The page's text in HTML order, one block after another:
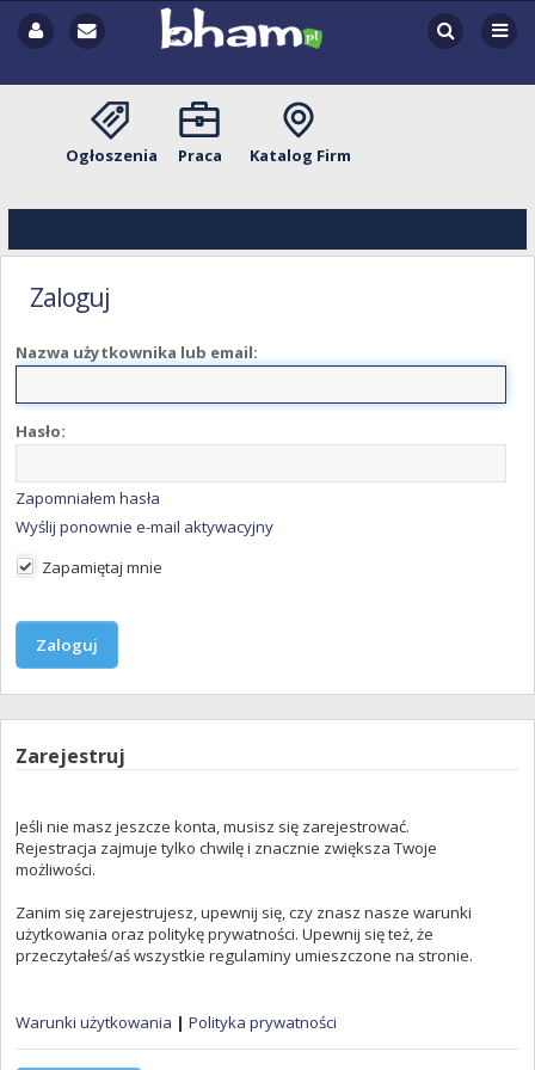
Ogłoszenia Praca Katalog Firm
Zaloguj
Nazwa użytkownika lub email:
Hasło:
Zapomniałem hasła
Wyślij ponownie e-mail aktywacyjny
Zapamiętaj mnie
Zarejestruj
Jeśli nie masz jeszcze konta, musisz się zarejestrować.
Rejestracja zajmuje tylko chwilę i znacznie zwiększa Twoje
możliwości.
Zanim się zarejestrujesz, upewnij się, czy znasz nasze warunki
użytkowania oraz politykę prywatności. Upewnij się też, że
przeczytałeś/aś wszystkie regulaminy umieszczone na stronie.
Warunki użytkowania | Polityka prywatności